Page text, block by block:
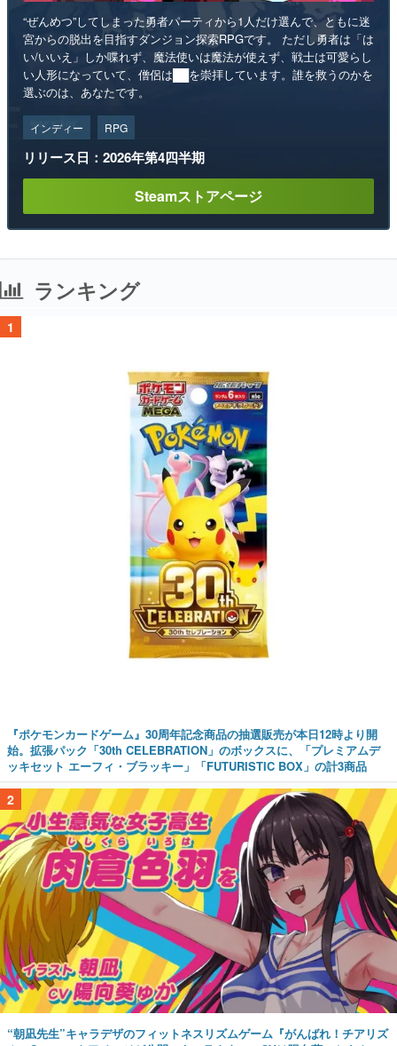
“ぜんめつ”してしまった勇者パーティから1人だけ選んで、ともに迷
宮からの脱出を目指すダンジョン探索RPGです。 ただし勇者は「は
い/いいえ」しか喋れず、魔法使いは魔法が使えず、戦士は可愛らし
い人形になっていて、僧侶は██を崇拝しています。誰を救うのかを
選ぶのは、あなたです。
インディー RPG
リリース日：2026年第4四半期
Steamストアページ
ランキング
1
『ポケモンカードゲーム』30周年記念商品の抽選販売が本日12時より開
始。拡張パック「30th CELEBRATION」のボックスに、「プレミアムデ
ッキセット エーフィ・ブラッキー」「FUTURISTIC BOX」の計3商品
2
“朝凪先生”キャラデザのフィットネスリズムゲーム『がんばれ！チアリズ